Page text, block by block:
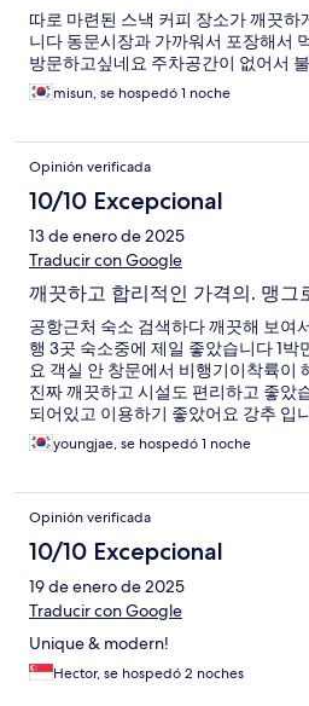
따로 마련된 스낵 커피 장소가 깨끗하
니다 동문시장과 가까워서 포장해서
방문하고싶네요 주차공간이 없어서
misun, se hospedó 1 noche
Opinión verificada
10/10 Excepcional
13 de enero de 2025
Traducir con Google
깨끗하고 합리적인 가격의. 맹그
공항근처 숙소 검색하다 깨끗해 보여
행 3곳 숙소중에 제일 좋았습니다 1박
요 객실 안 창문에서 비행기이착륙이
진짜 깨끗하고 시설도 편리하고 좋았
되어있고 이용하기 좋았어요 강추 입
아서 다른 지점도 가보고픈 생각이 들
youngjae, se hospedó 1 noche
Opinión verificada
10/10 Excepcional
19 de enero de 2025
Traducir con Google
Unique & modern!
Hector, se hospedó 2 noches